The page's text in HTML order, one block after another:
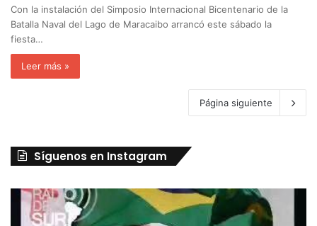
Con la instalación del Simposio Internacional Bicentenario de la
Batalla Naval del Lago de Maracaibo arrancó este sábado la
fiesta…
Leer más »
Página siguiente
Síguenos en Instagram